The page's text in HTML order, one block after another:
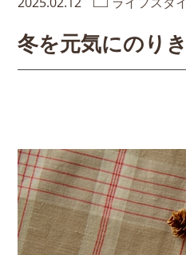
冬を元気にのり